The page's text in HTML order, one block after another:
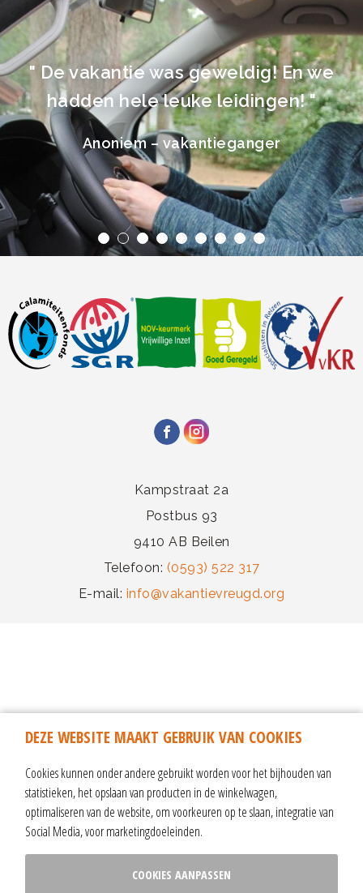
" De vakantie was geweldig! En we
hadden hele leuke leidingen! "
Anoniem – vakantieganger
Kampstraat 2a
Postbus 93
9410 AB Beilen
Telefoon: (0593) 522 317
E-mail: info@vakantievreugd.org
algemene voorwaarden & reisvoorwaarden
DEZE WEBSITE MAAKT GEBRUIK VAN COOKIES
Cookies kunnen onder andere gebruikt worden voor het bijhouden van
statistieken, het opslaan van producten in de winkelwagen,
optimaliseren van de website, om voorkeuren op te slaan, integratie van
Social Media, voor marketingdoeleinden.
COOKIES AANPASSEN